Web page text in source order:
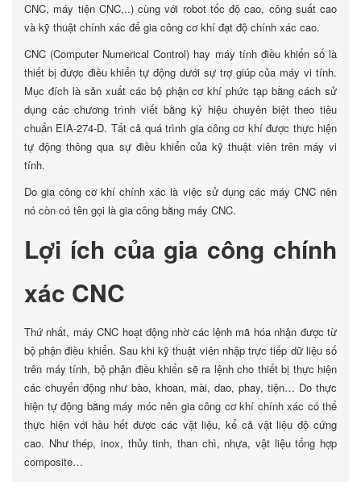
CNC, máy tiện CNC,..) cùng với robot tốc độ cao, công suất cao
và kỹ thuật chính xác để gia công cơ khí đạt độ chính xác cao.
CNC (Computer Numerical Control) hay máy tính điều khiển số là
thiết bị được điều khiển tự động dưới sự trợ giúp của máy vi tính.
Mục đích là sản xuất các bộ phận cơ khí phức tạp bằng cách sử
dụng các chương trình viết bằng ký hiệu chuyên biệt theo tiêu
chuẩn EIA-274-D. Tất cả quá trình gia công cơ khí được thực hiện
tự động thông qua sự điều khiển của kỹ thuật viên trên máy vi
tính.
Do gia công cơ khí chính xác là việc sử dụng các máy CNC nên
nó còn có tên gọi là gia công bằng máy CNC.
Lợi ích của gia công chính
xác CNC
Thứ nhất, máy CNC hoạt động nhờ các lệnh mã hóa nhận được từ
bộ phận điều khiển. Sau khi kỹ thuật viên nhập trực tiếp dữ liệu số
trên máy tính, bộ phận điều khiển sẽ ra lệnh cho thiết bị thực hiện
các chuyển động như bào, khoan, mài, dao, phay, tiện… Do thực
hiện tự động bằng máy móc nên gia công cơ khí chính xác có thể
thực hiện với hầu hết được các vật liệu, kể cả vật liệu độ cứng
cao. Như thép, inox, thủy tinh, than chì, nhựa, vật liệu tổng hợp
composite…